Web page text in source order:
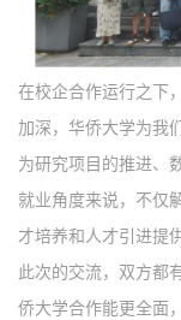
在校企合作运行之下
加深，华侨大学为我
为研究项目的推进、
就业角度来说，不仅
才培养和人才引进提
此次的交流，双方都
侨大学合作能更全面